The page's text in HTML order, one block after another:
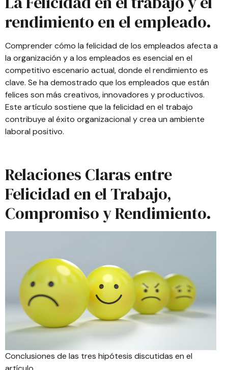
rendimiento en el empleado.
Comprender cómo la felicidad de los empleados afecta a
la organización y a los empleados es esencial en el
competitivo escenario actual, donde el rendimiento es
clave. Se ha demostrado que los empleados que están
felices son más creativos, innovadores y productivos.
Este artículo sostiene que la felicidad en el trabajo
contribuye al éxito organizacional y crea un ambiente
laboral positivo.
Relaciones Claras entre
Felicidad en el Trabajo,
Compromiso y Rendimiento.
Conclusiones de las tres hipótesis discutidas en el